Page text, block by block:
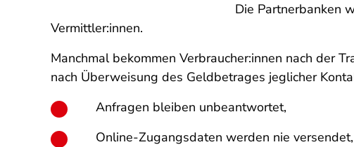
Die Partnerbanken
Vermittler:innen.
Manchmal bekommen Verbraucher:innen nach der
nach Überweisung des Geldbetrages jeglicher
Anfragen bleiben unbeantwortet,
Online-Zugangsdaten werden nie versendet,